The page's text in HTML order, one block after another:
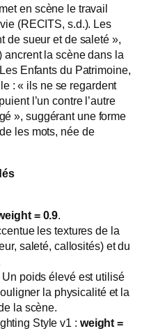
en scène le travail
(RECITS, s.d.). Les
de sueur et de saleté »,
ancrent la scène dans la
Enfants du Patrimoine,
: « ils ne se regardent
l’un contre l’autre
», suggérant une forme
les mots, née de
= 0.9.
les textures de la
saleté, callosités) et du
Un poids élevé est utilisé
la physicalité et la
la scène.
Style v1 : weight =